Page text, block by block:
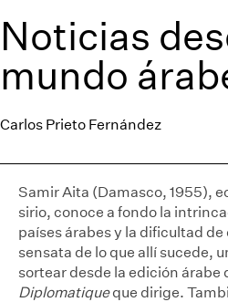
Noticias
mundo
Carlos Prieto Fernández
Samir Aita (Damasco, 1955),
sirio, conoce a fondo la
países árabes y la dificultad
sensata de lo que allí sucede,
sortear desde la edición árabe
Diplomatiqueque dirige.